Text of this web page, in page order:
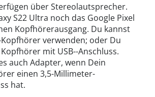
über Stereolautsprecher.
S22 Ultra noch das Google Pixel
Kopfhörerausgang. Du kannst
verwenden; oder Du
mit USB--Anschluss.
auch Adapter, wenn Dein
einen 3,5-Millimeter-
hat.